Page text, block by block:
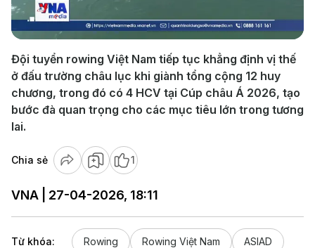
Video
Đội tuyển rowing Việt Nam tiếp tục khẳng định vị thế
ở đấu trường châu lục khi giành tổng cộng 12 huy
chương, trong đó có 4 HCV tại Cúp châu Á 2026, tạo
bước đà quan trọng cho các mục tiêu lớn trong tương
lai.
Chia sẻ 1
VNA | 27-04-2026, 18:11
Từ khóa: Rowing Rowing Việt Nam ASIAD